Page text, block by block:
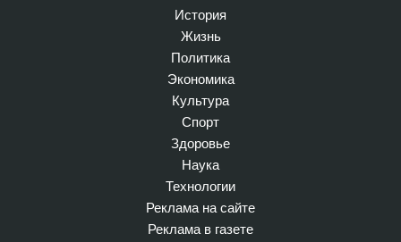
История
Жизнь
Политика
Экономика
Культура
Спорт
Здоровье
Наука
Технологии
Реклама на сайте
Реклама в газете